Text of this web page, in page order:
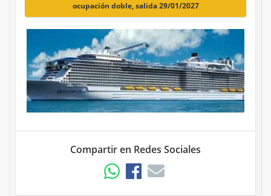
ocupación doble, salida 29/01/2027
Compartir en Redes Sociales